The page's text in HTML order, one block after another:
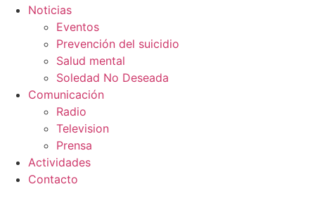
Noticias
Eventos
Prevención del suicidio
Salud mental
Soledad No Deseada
Comunicación
Radio
Television
Prensa
Actividades
Contacto